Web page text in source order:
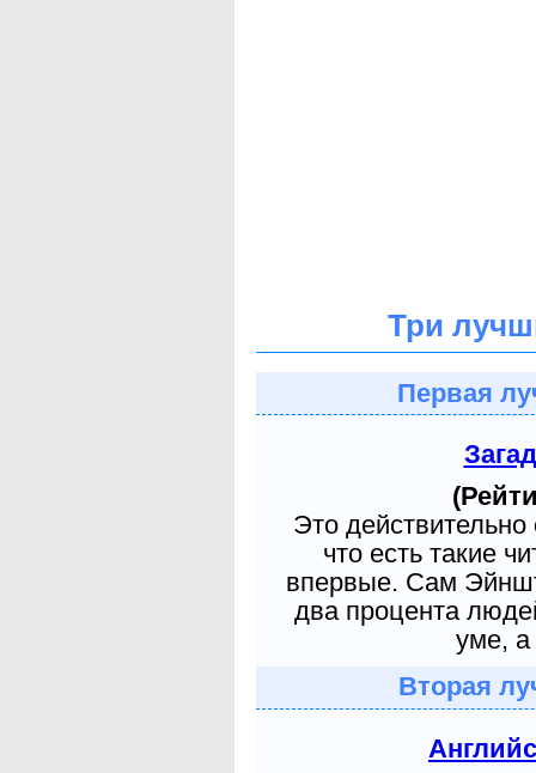
Три
Первая
Это
что есть такие
впервые. Сам
два процента
уме, а
Вторая